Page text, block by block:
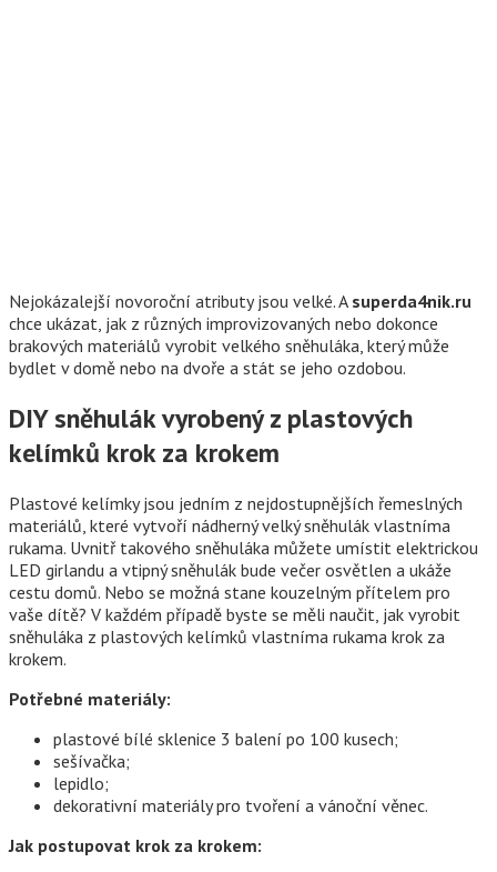
Nejokázalejší novoroční atributy jsou velké. A superda4nik.ru
chce ukázat, jak z různých improvizovaných nebo dokonce
brakových materiálů vyrobit velkého sněhuláka, který může
bydlet v domě nebo na dvoře a stát se jeho ozdobou.
DIY sněhulák vyrobený z plastových
kelímků krok za krokem
Plastové kelímky jsou jedním z nejdostupnějších řemeslných
materiálů, které vytvoří nádherný velký sněhulák vlastníma
rukama. Uvnitř takového sněhuláka můžete umístit elektrickou
LED girlandu a vtipný sněhulák bude večer osvětlen a ukáže
cestu domů. Nebo se možná stane kouzelným přítelem pro
vaše dítě? V každém případě byste se měli naučit, jak vyrobit
sněhuláka z plastových kelímků vlastníma rukama krok za
krokem.
Potřebné materiály:
plastové bílé sklenice 3 balení po 100 kusech;
sešívačka;
lepidlo;
dekorativní materiály pro tvoření a vánoční věnec.
Jak postupovat krok za krokem: